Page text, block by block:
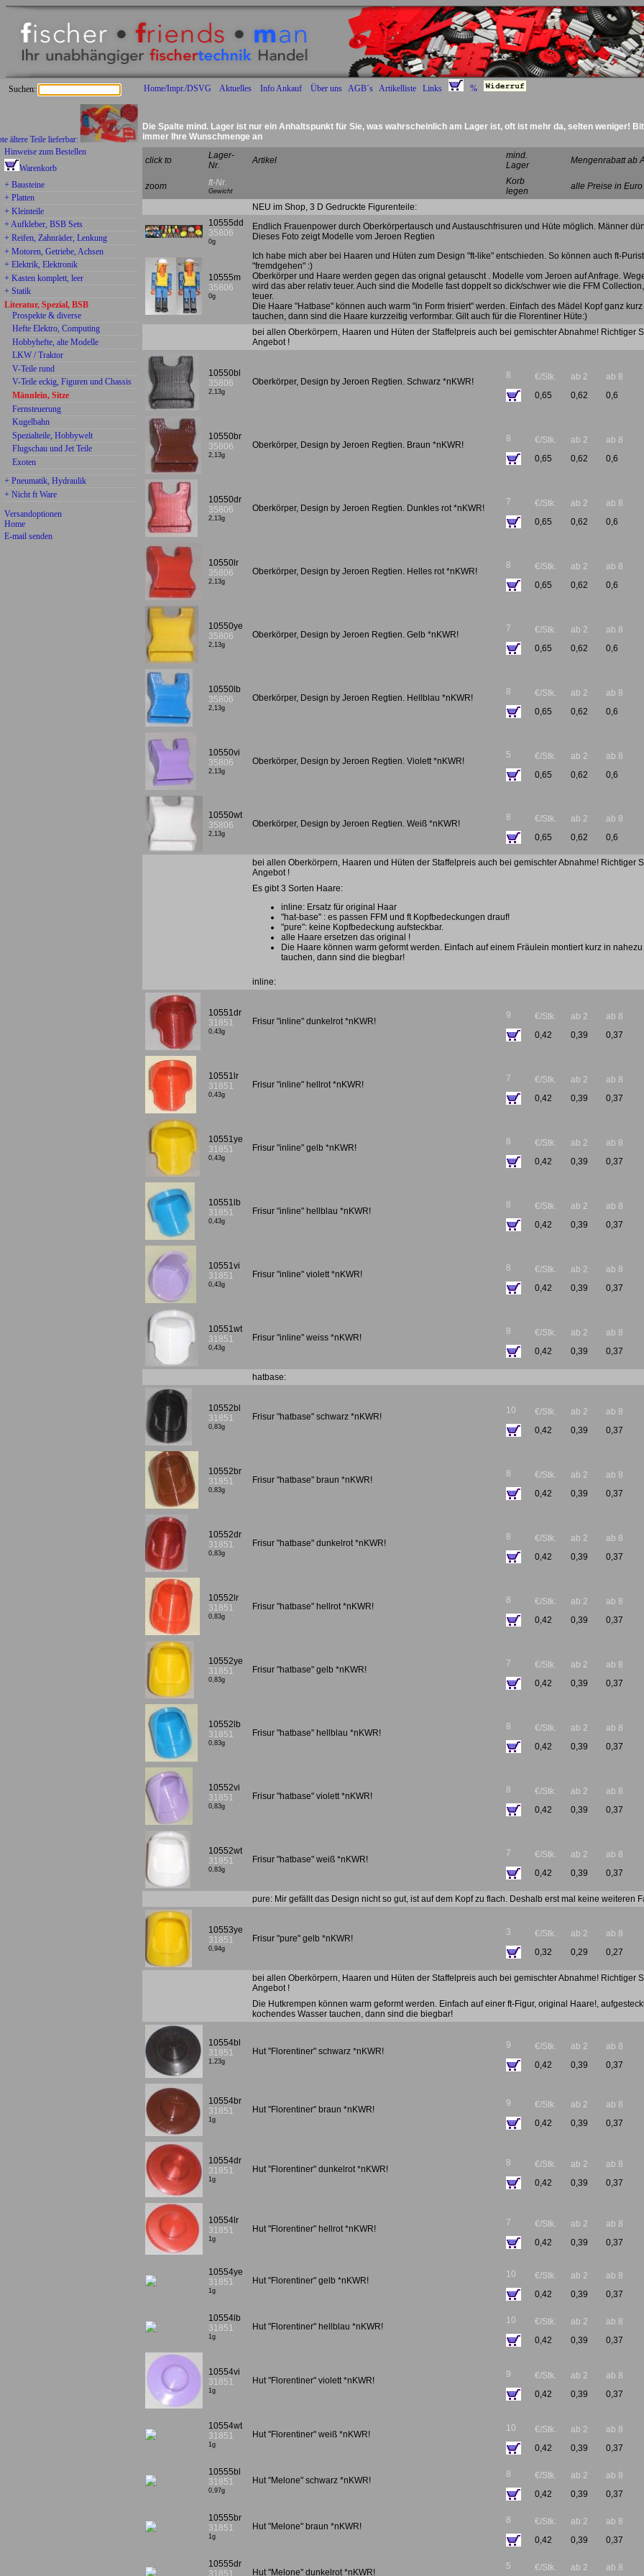
Home/Impr./DSVG Aktuelles Info Ankauf Über uns AGB´s Artikelliste Links %
Suchen:
Teile lieferbar:
Hinweise zum Bestellen
Warenkorb
+ Bausteine
+ Platten
+ Kleinteile
+ Aufkleber, BSB Sets
+ Reifen, Zahnräder, Lenkung
+ Motoren, Getriebe, Achsen
+ Elektrik, Elektronik
+ Kasten komplett, leer
+ Statik
Literatur, Spezial, BSB
Prospekte & diverse
Hefte Elektro, Computing
Hobbyhefte, alte Modelle
LKW / Traktor
V-Teile rund
V-Teile eckig, Figuren und Chassis
Männlein, Sitze
Fernsteuerung
Kugelbahn
Spezialteile, Hobbywelt
Flugschau und Jet Teile
Exoten
+ Pneumatik, Hydraulik
+ Nicht ft Ware
Versandoptionen
Home
E-mail senden
Die Spalte mind. Lager ist nur ein Anhaltspunkt für Sie, was wahrscheinlich am Lager ist, oft ist mehr da, selten weniger!
immer Ihre Wunschmenge an
click to
Lager-
Nr.
Artikel
mind.
Lager
Mengenrabatt ab
zoom ft-Nr.
Gewicht
Korb
legen
alle Preise in
NEU im Shop, 3 D Gedruckte Figurenteile:
10555dd
35806
0g
Endlich Frauenpower durch Oberkörpertausch und Austauschfrisuren und Hüte möglich. Männer
Dieses Foto zeigt Modelle vom Jeroen Regtien
10555m
35806
0g
Ich habe mich aber bei Haaren und Hüten zum Design "ft-like" entschieden. So können auch ft-
"fremdgehen" :)
Oberkörper und Haare werden gegen das orignal getauscht . Modelle vom Jeroen auf Anfrage.
wird das aber relativ teuer. Auch sind die Modelle fast doppelt so dick/schwer wie die FFM
teuer.
Die Haare "Hatbase" können auch warm "in Form frisiert" werden. Einfach des Mädel Kopf ganz
tauchen, dann sind die Haare kurzzeitig verformbar. Gilt auch für die Florentiner Hüte:)
bei allen Oberkörpern, Haaren und Hüten der Staffelpreis auch bei gemischter Abnahme! Richtiger
Angebot !
10550bl
35806
2,13g
Oberkörper, Design by Jeroen Regtien. Schwarz *nKWR!
8
€/Stk.
0,65
ab 2
0,62
ab 8
0,6
10550br
35806
2,13g
Oberkörper, Design by Jeroen Regtien. Braun *nKWR!
8
€/Stk.
0,65
ab 2
0,62
ab 8
0,6
10550dr
35806
2,13g
Oberkörper, Design by Jeroen Regtien. Dunkles rot *nKWR!
7
€/Stk.
0,65
ab 2
0,62
ab 8
0,6
10550lr
35806
2,13g
Oberkörper, Design by Jeroen Regtien. Helles rot *nKWR!
8
€/Stk.
0,65
ab 2
0,62
ab 8
0,6
10550ye
35806
2,13g
Oberkörper, Design by Jeroen Regtien. Gelb *nKWR!
7
€/Stk.
0,65
ab 2
0,62
ab 8
0,6
10550lb
35806
2,13g
Oberkörper, Design by Jeroen Regtien. Hellblau *nKWR!
8
€/Stk.
0,65
ab 2
0,62
ab 8
0,6
10550vi
35806
2,13g
Oberkörper, Design by Jeroen Regtien. Violett *nKWR!
5
€/Stk.
0,65
ab 2
0,62
ab 8
0,6
10550wt
35806
2,13g
Oberkörper, Design by Jeroen Regtien. Weiß *nKWR!
8
€/Stk.
0,65
ab 2
0,62
ab 8
0,6
bei allen Oberkörpern, Haaren und Hüten der Staffelpreis auch bei gemischter Abnahme! Richtiger
Angebot !
Es gibt 3 Sorten Haare:
inline: Ersatz für original Haar
"hat-base" : es passen FFM und ft Kopfbedeckungen drauf!
"pure": keine Kopfbedeckung aufsteckbar.
alle Haare ersetzen das original !
Die Haare können warm geformt werden. Einfach auf einem Fräulein montiert kurz in
tauchen, dann sind die biegbar!
inline:
10551dr
31851
0,43g
Frisur "inline" dunkelrot *nKWR!
9
€/Stk.
0,42
ab 2
0,39
ab 8
0,37
10551lr
31851
0,43g
Frisur "inline" hellrot *nKWR!
7
€/Stk.
0,42
ab 2
0,39
ab 8
0,37
10551ye
31851
0,43g
Frisur "inline" gelb *nKWR!
8
€/Stk.
0,42
ab 2
0,39
ab 8
0,37
10551lb
31851
0,43g
Frisur "inline" hellblau *nKWR!
8
€/Stk.
0,42
ab 2
0,39
ab 8
0,37
10551vi
31851
0,43g
Frisur "inline" violett *nKWR!
8
€/Stk.
0,42
ab 2
0,39
ab 8
0,37
10551wt
31851
0,43g
Frisur "inline" weiss *nKWR!
8
€/Stk.
0,42
ab 2
0,39
ab 8
0,37
hatbase:
10552bl
31851
0,83g
Frisur "hatbase" schwarz *nKWR!
10
€/Stk.
0,42
ab 2
0,39
ab 8
0,37
10552br
31851
0,83g
Frisur "hatbase" braun *nKWR!
8
€/Stk.
0,42
ab 2
0,39
ab 8
0,37
10552dr
31851
0,83g
Frisur "hatbase" dunkelrot *nKWR!
8
€/Stk.
0,42
ab 2
0,39
ab 8
0,37
10552lr
31851
0,83g
Frisur "hatbase" hellrot *nKWR!
8
€/Stk.
0,42
ab 2
0,39
ab 8
0,37
10552ye
31851
0,83g
Frisur "hatbase" gelb *nKWR!
7
€/Stk.
0,42
ab 2
0,39
ab 8
0,37
10552lb
31851
0,83g
Frisur "hatbase" hellblau *nKWR!
8
€/Stk.
0,42
ab 2
0,39
ab 8
0,37
10552vi
31851
0,83g
Frisur "hatbase" violett *nKWR!
8
€/Stk.
0,42
ab 2
0,39
ab 8
0,37
10552wt
31851
0,83g
Frisur "hatbase" weiß *nKWR!
7
€/Stk.
0,42
ab 2
0,39
ab 8
0,37
pure: Mir gefällt das Design nicht so gut, ist auf dem Kopf zu flach. Deshalb erst mal keine weiteren
10553ye
31851
0,94g
Frisur "pure" gelb *nKWR!
3
€/Stk.
0,32
ab 2
0,29
ab 8
0,27
bei allen Oberkörpern, Haaren und Hüten der Staffelpreis auch bei gemischter Abnahme! Richtiger
Angebot !
Die Hutkrempen können warm geformt werden. Einfach auf einer ft-Figur, original Haare!,
kochendes Wasser tauchen, dann sind die biegbar!
10554bl
31851
1,23g
Hut "Florentiner" schwarz *nKWR!
9
€/Stk.
0,42
ab 2
0,39
ab 8
0,37
10554br
31851
1g
Hut "Florentiner" braun *nKWR!
9
€/Stk.
0,42
ab 2
0,39
ab 8
0,37
10554dr
31851
1g
Hut "Florentiner" dunkelrot *nKWR!
8
€/Stk.
0,42
ab 2
0,39
ab 8
0,37
10554lr
31851
1g
Hut "Florentiner" hellrot *nKWR!
7
€/Stk.
0,42
ab 2
0,39
ab 8
0,37
10554ye
31851
1g
Hut "Florentiner" gelb *nKWR!
10
€/Stk.
0,42
ab 2
0,39
ab 8
0,37
10554lb
31851
1g
Hut "Florentiner" hellblau *nKWR!
10
€/Stk.
0,42
ab 2
0,39
ab 8
0,37
10554vi
31851
1g
Hut "Florentiner" violett *nKWR!
9
€/Stk.
0,42
ab 2
0,39
ab 8
0,37
10554wt
31851
1g
Hut "Florentiner" weiß *nKWR!
10
€/Stk.
0,42
ab 2
0,39
ab 8
0,37
10555bl
31851
0,97g
Hut "Melone" schwarz *nKWR!
8
€/Stk.
0,42
ab 2
0,39
ab 8
0,37
10555br
31851
1g
Hut "Melone" braun *nKWR!
8
€/Stk.
0,42
ab 2
0,39
ab 8
0,37
10555dr
Hut "Melone" dunkelrot *nKWR!
5 €/Stk. ab 2 ab 8